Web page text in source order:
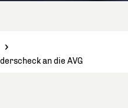
an die AVG